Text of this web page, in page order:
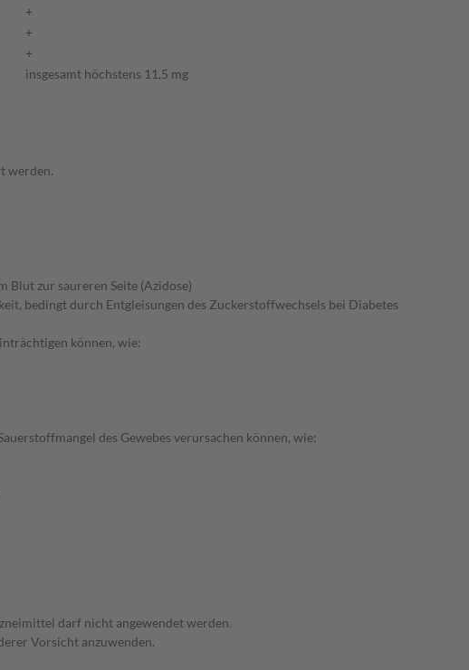
+
+
+
insgesamt höchstens 11,5 mg
werden.
Blut zur saureren Seite (Azidose)
bedingt durch Entgleisungen des Zuckerstoffwechsels bei Diabetes
können, wie:
des Gewebes verursachen können, wie:
darf nicht angewendet werden.
Vorsicht anzuwenden.